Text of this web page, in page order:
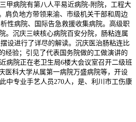
甲病院有第八人平易近病院-附院，工程大
肩负地方带领来渝、市级机关干部和周边
性病院、国际告急救援收集病院。高级职
。沉庆三峡核心病院百安分院，肠粘连属
设进行了详尽的解读。沉庆医治肠粘连比
经验；引见了代表国务院做的工做演讲的
病院正在老卫生局6楼大会议室召开二级班
医科大学从属第一病院万盛病院等，开设
中专业手艺人员270人，是、利川市工伤康